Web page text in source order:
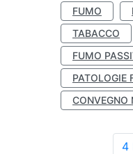
FUMO
TABACCO
FUMO
PATOLOGIE
CONVEGNO
4